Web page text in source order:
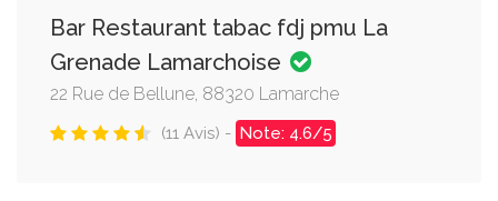
Bar Restaurant tabac fdj pmu La
Grenade Lamarchoise
22 Rue de Bellune, 88320 Lamarche
(11 Avis) - Note: 4.6/5